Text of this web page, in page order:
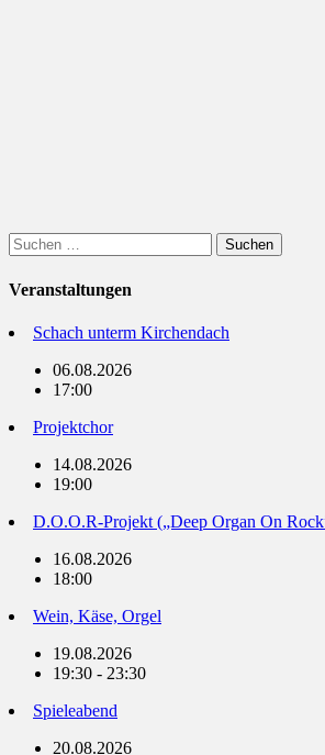
Suchen
nach:
Veranstaltungen
Schach unterm Kirchendach
06.08.2026
17:00
Projektchor
14.08.2026
19:00
D.O.O.R-Projekt („Deep Organ On
16.08.2026
18:00
Wein, Käse, Orgel
19.08.2026
19:30 - 23:30
Spieleabend
20.08.2026